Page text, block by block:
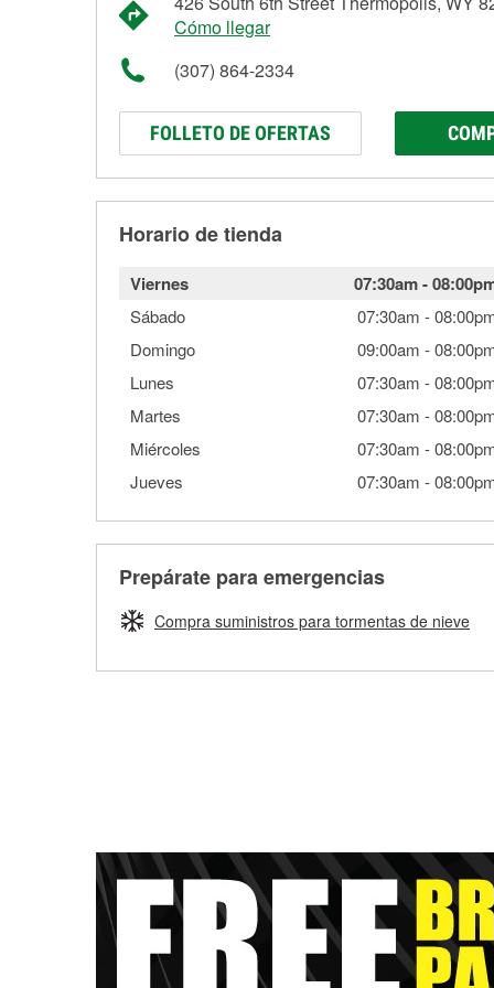
Cómo llegar
(307) 864-2334
FOLLETO DE OFERTAS
Horario de tienda
Viernes 07:30am-
Sábado 07:30am -
Domingo
09:00am -
Lunes
07:30am -
Martes
07:30am -
Miércoles
07:30am -
Jueves
07:30am -
Prepárate para emergencias
Compra suministros para tormentas de nieve